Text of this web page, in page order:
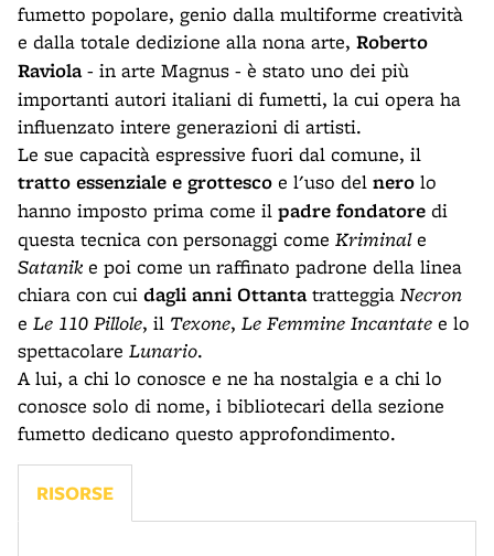
fumetto popolare, genio dalla multiforme creatività
e dalla totale dedizione alla nona arte, Roberto
Raviola- in arte Magnus - è stato uno dei più
importanti autori italiani di fumetti, la cui opera ha
influenzato intere generazioni di artisti.
Le sue capacità espressive fuori dal comune, il
tratto essenziale e grottesco e l'uso del nero lo
hanno imposto prima come il padre fondatore di
questa tecnica con personaggi come Kriminale
Satanik e poi come un raffinato padrone della linea
chiara con cui dagli anni Ottantatratteggia Necron
e Le 110 Pillole, il Texone, Le Femmine Incantate e lo
spettacolare Lunario.
A lui, a chi lo conosce e ne ha nostalgia e a chi lo
conosce solo di nome, i bibliotecari della sezione
fumetto dedicano questo approfondimento.
RISORSE